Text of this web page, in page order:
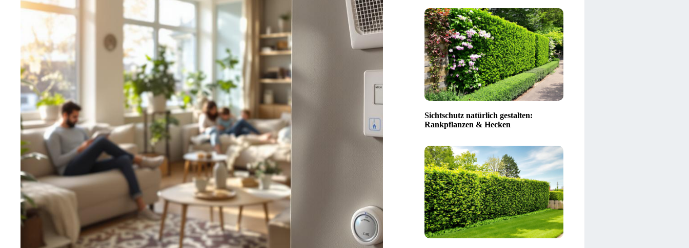
Sichtschutz natürlich gestalten:
Rankpflanzen & Hecken